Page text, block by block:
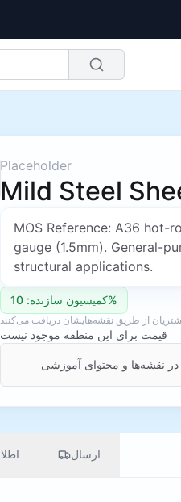
Placeholder
Mild Steel
MOS Reference: A36 hot-
gauge (1.5mm). General-
structural applications.
کمیسیون سازنده: 10%
از طریق نقشه‌هایشان دریافت می‌کنند
قیمت برای این منطقه موجود نیست
نقشه‌ها و محتوای آموزشی
ارسال